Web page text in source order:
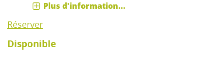
Plus d'information...
Réserver
Disponible